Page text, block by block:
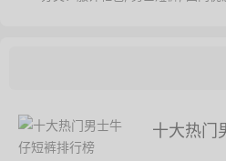
十大热门